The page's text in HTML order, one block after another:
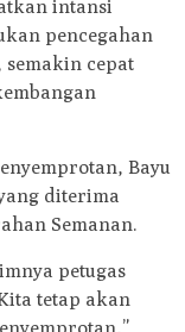
intansi
pencegahan
cepat
Bayu
diterima
Semanan.
petugas
tetap akan